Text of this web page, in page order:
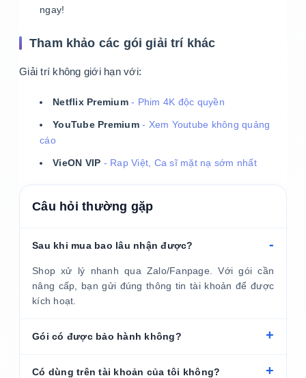
ngay!
Tham khảo các gói giải trí khác
Giải trí không giới hạn với:
Netflix Premium- Phim 4K độc quyền
YouTube Premium- Xem Youtube không quảng
cáo
VieON VIP - Rap Việt, Ca sĩ mặt nạ sớm nhất
Câu hỏi thường gặp
Sau khi mua bao lâu nhận được?
Shop xử lý nhanh qua Zalo/Fanpage. Với gói cần
nâng cấp, bạn gửi đúng thông tin tài khoản để được
kích hoạt.
Gói có được bảo hành không?
Có dùng trên tài khoản của tôi không?